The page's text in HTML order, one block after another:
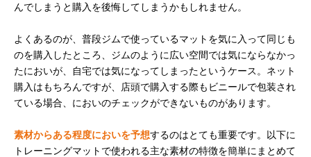
んでしまうと購入を後悔してしまうかもしれません。
よくあるのが、普段ジムで使っているマットを気に入って同じも
のを購入したところ、ジムのように広い空間では気にならなかっ
たにおいが、自宅では気になってしまったというケース。ネット
購入はもちろんですが、店頭で購入する際もビニールで包装され
ている場合、においのチェックができないものがあります。
素材からある程度においを予想するのはとても重要です。以下に
トレーニングマットで使われる主な素材の特徴を簡単にまとめて